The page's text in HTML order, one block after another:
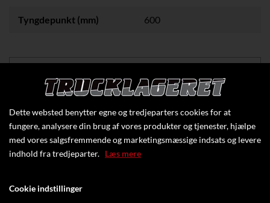
Tyngdepunkt (mm) 600
Klik her for at se flere specifikationer
Dette websted benytter egne og tredjeparters cookies for at
fungere, analysere din brug af vores produkter og tjenester, hjælpe
med vores salgsfremmende og marketingsmæssige indsats og levere
indhold fra tredjeparter. Læs mere
Cookie indstillinger